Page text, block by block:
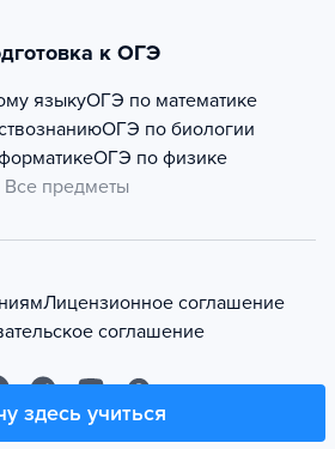
здесь учиться
к ОГЭ
языкуОГЭ по математике
ОГЭ по биологии
ОГЭ по физике
Все предметы
Лицензионное соглашение
соглашение